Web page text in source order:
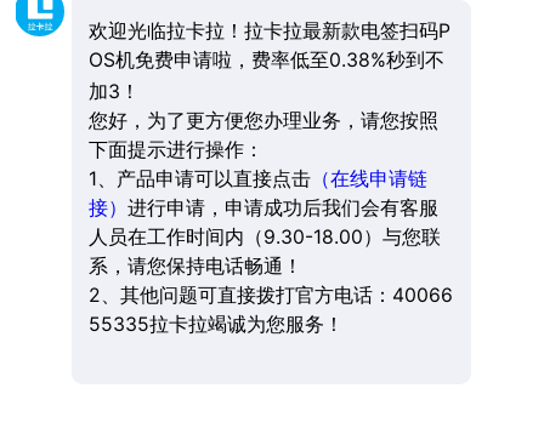
欢迎光临拉卡拉！拉卡拉最新款电签扫码P
OS机免费申请啦，费率低至0.38%秒到不
加3！
您好，为了更方便您办理业务，请您按照
下面提示进行操作：
1、产品申请可以直接点击（在线申请链
接） 进行申请，申请成功后我们会有客服
人员在工作时间内（9.30-18.00）与您联
系，请您保持电话畅通！
2、其他问题可直接拨打官方电话：40066
55335拉卡拉竭诚为您服务！